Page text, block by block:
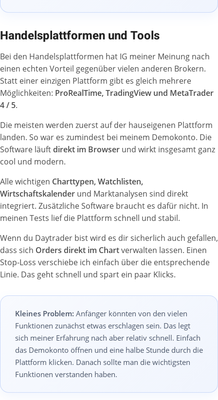
Handelsplattformen und Tools
Bei den Handelsplattformen hat IG meiner Meinung nach
einen echten Vorteil gegenüber vielen anderen Brokern.
Statt einer einzigen Plattform gibt es gleich mehrere
Möglichkeiten: ProRealTime, TradingView und MetaTrader
4 / 5.
Die meisten werden zuerst auf der hauseigenen Plattform
landen. So war es zumindest bei meinem Demokonto. Die
Software läuftdirekt im Browser und wirkt insgesamt ganz
cool und modern.
Alle wichtigen Charttypen, Watchlisten,
Wirtschaftskalender und Marktanalysen sind direkt
integriert. Zusätzliche Software braucht es dafür nicht. In
meinen Tests lief die Plattform schnell und stabil.
Wenn du Daytrader bist wird es dir sicherlich auch gefallen,
dass sich Orders direkt im Chartverwalten lassen. Einen
Stop-Loss verschiebe ich einfach über die entsprechende
Linie. Das geht schnell und spart ein paar Klicks.
Kleines Problem: Anfänger könnten von den vielen
Funktionen zunächst etwas erschlagen sein. Das legt
sich meiner Erfahrung nach aber relativ schnell. Einfach
das Demokonto öffnen und eine halbe Stunde durch die
Plattform klicken. Danach sollte man die wichtigsten
Funktionen verstanden haben.